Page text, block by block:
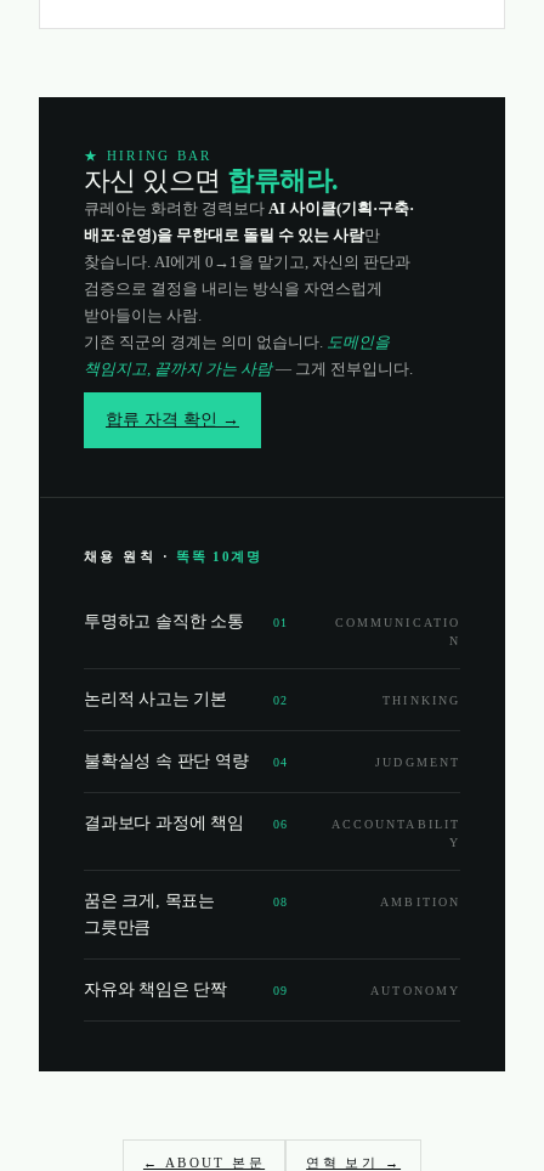
★ HIRING BAR
자신 있으면 합류해라.
큐레아는 화려한 경력보다 AI 사이클(기획·구축·
배포·운영)을 무한대로 돌릴 수 있는 사람만
찾습니다. AI에게 0→1을 맡기고, 자신의 판단과
검증으로 결정을 내리는 방식을 자연스럽게
받아들이는 사람.
기존 직군의 경계는 의미 없습니다. 도메인을
책임지고, 끝까지 가는 사람— 그게 전부입니다.
합류 자격 확인 →
채용 원칙 ·똑똑 10계명
투명하고 솔직한 소통 01
COMMUNICATIO
N
논리적 사고는 기본 02 THINKING
불확실성 속 판단 역량 04 JUDGMENT
결과보다 과정에 책임 06
ACCOUNTABILIT
Y
꿈은 크게, 목표는
그릇만큼
08 AMBITION
자유와 책임은 단짝 09 AUTONOMY
← ABOUT 본문 연혁 보기 →